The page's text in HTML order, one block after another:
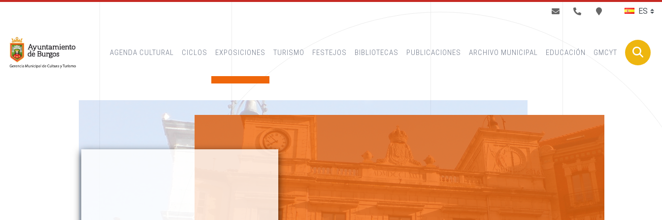
AGENDA CULTURAL CICLOS EXPOSICIONES TURISMO FESTEJOS BIBLIOTECAS PUBLICACIONES ARCHIVO MUNICIPAL EDUCACIÓN GMCYT